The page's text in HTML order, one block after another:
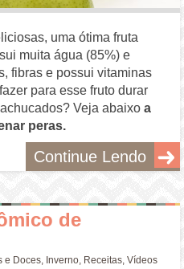
uma ótima fruta
muita água (85%) e
fibras e possui vitaminas
para esse fruto durar
Veja abaixoa
peras.
Continue Lendo
de
e Doces Inverno Receitas ,Vídeos